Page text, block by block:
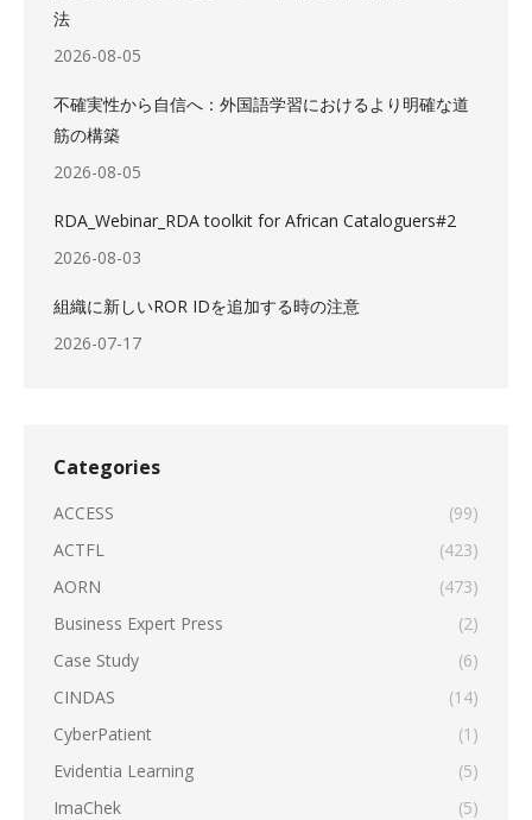
法
2026-08-05
不確実性から自信へ：外国語学習におけるより明確な道
筋の構築
2026-08-05
RDA_Webinar_RDA toolkit for African Cataloguers#2
2026-08-03
組織に新しいROR IDを追加する時の注意
2026-07-17
Categories
ACCESS
(99)
ACTFL
(423)
AORN
(473)
Business Expert Press
(2)
Case Study
(6)
CINDAS
(14)
CyberPatient
(1)
Evidentia Learning
(5)
ImaChek
(5)